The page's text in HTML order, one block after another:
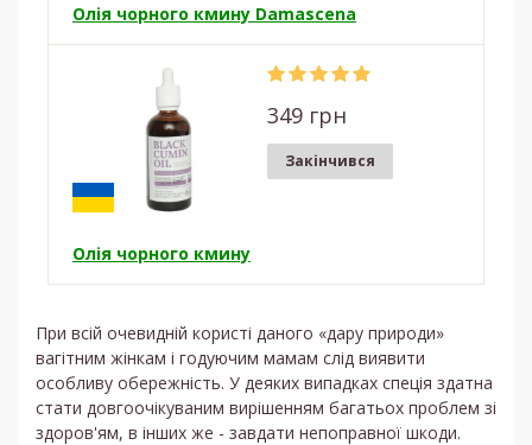
Олія чорного кмину Damascena
349 грн
Закінчився
Олія чорного кмину
При всій очевидній користі даного «дару природи»
вагітним жінкам і годуючим мамам слід виявити
особливу обережність. У деяких випадках спеція здатна
стати довгоочікуваним вирішенням багатьох проблем зі
здоров'ям, в інших же - завдати непоправної шкоди.